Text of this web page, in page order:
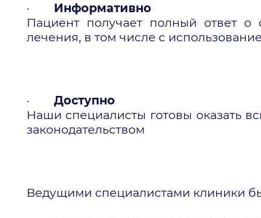
· Информативно
Пациент получает полный ответ
лечения, в том числе с
· Доступно
Наши специалисты готовы оказать
законодательством
Ведущими специалистами клиники